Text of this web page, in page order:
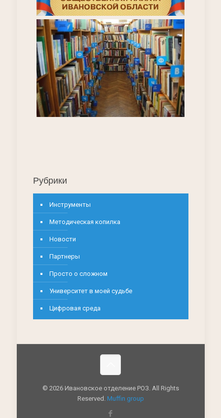
Рубрики
Инструменты
Методическая копилка
Новости
Партнеры
Просто о сложном
Университет в моей судьбе
Цифровая среда
© 2026 Ивановское отделение РОЗ. All Rights
Reserved. Muffin group